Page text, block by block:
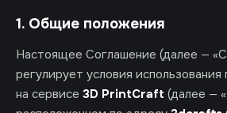
1. Общие положения
Настоящее Соглашение (далее —
регулирует условия
на сервисе 3D PrintCraft (далее —